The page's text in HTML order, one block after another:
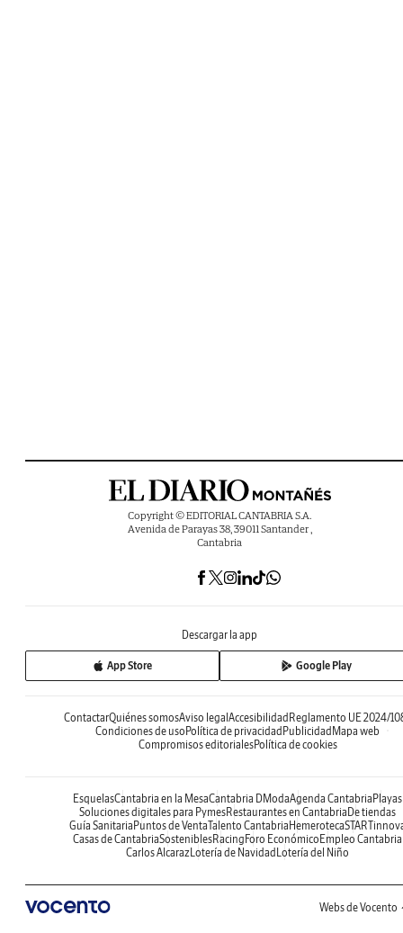
Copyright © EDITORIAL CANTABRIA S.A.
Avenida de Parayas 38, 39011 Santander ,
Cantabria
Descargar la app
App Store Google Play
ContactarQuiénes somosAviso legalAccesibilidadReglamento UE 2024/
Condiciones de usoPolítica de privacidadPublicidadMapa web
Compromisos editorialesPolítica de cookies
EsquelasCantabria en la MesaCantabria DModaAgenda CantabriaPlayas
Soluciones digitales para PymesRestaurantes en CantabriaDe tiendas
Guía SanitariaPuntos de VentaTalento CantabriaHemeroteca
Casas de CantabriaSosteniblesRacingForo EconómicoEmpleo Cantabria
Carlos AlcarazLotería de NavidadLotería del Niño
Webs de Vocento